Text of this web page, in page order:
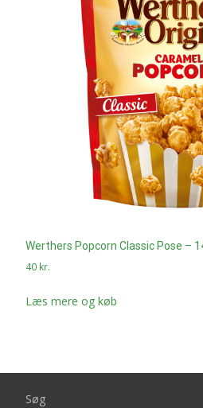
Werthers Popcorn Classic Pose –
40 kr.
Læs mere og køb
Søg